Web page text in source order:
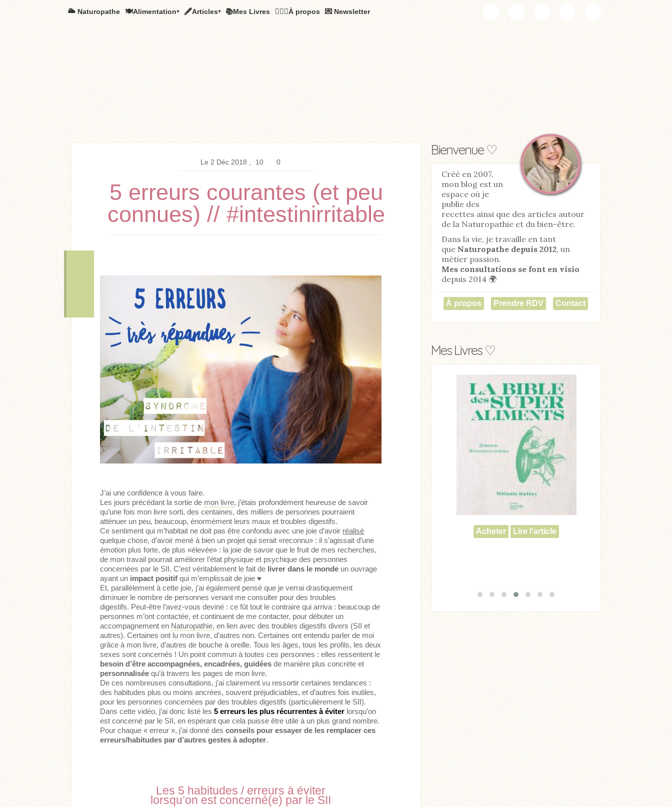
🌥️ Naturopathe 🍽Alimentation▾ 🖋Articles▾ 📚Mes Livres 🧚🏻‍♂️À propos 💌 Newsletter
Le 2 Déc 2018 10 0
5 erreurs courantes (et peu
connues) // #intestinirritable
J’ai une confidence à vous faire.
Les jours précédant la sortie de mon livre, j’étais profondément heureuse de savoir
qu’une fois mon livre sorti, des centaines, des milliers de personnes pourraient
atténuer un peu, beaucoup, énormément leurs maux et troubles digestifs.
Ce sentiment qui m’habitait ne doit pas être confondu avec une joie d’avoir réalisé
quelque chose, d’avoir mené à bien un projet qui serait «reconnu» : il s’agissait d’une
émotion plus forte, de plus «élevée» : la joie de savoir que le fruit de mes recherches,
de mon travail pourrait améliorer l’état physique et psychique des personnes
concernées par le SII. C’est véritablement le fait de livrer dans le monde un ouvrage
ayant un impact positif qui m’emplissait de joie ♥
Et, parallèlement à cette joie, j’ai également pensé que je verrai drastiquement
diminuer le nombre de personnes venant me consulter pour des troubles
digestifs. Peut-être l’avez-vous deviné : ce fût tout le contraire qui arriva : beaucoup de
personnes m’ont contactée, et continuent de me contacter, pour débuter un
accompagnement en Naturopathie, en lien avec des troubles digestifs divers (SII et
autres). Certaines ont lu mon livre, d’autres non. Certaines ont entendu parler de moi
grâce à mon livre, d’autres de bouche à oreille. Tous les âges, tous les profils, les deux
sexes sont concernés ! Un point commun à toutes ces personnes : elles ressentent le
besoin d’être accompagnées, encadrées, guidées de manière plus concrète et
personnalisée qu’à travers les pages de mon livre.
De ces nombreuses consultations, j’ai clairement vu ressortir certaines tendances :
des habitudes plus ou moins ancrées, souvent préjudiciables, et d’autres fois inutiles,
pour les personnes concernées par des troubles digestifs (particulièrement le SII).
Dans cette vidéo, j’ai donc listé les5 erreurs les plus récurrentes à éviter lorsqu’on
est concerné par le SII, en espérant que cela puisse être utile à un plus grand nombre.
Pour chaque « erreur », j’ai donné desconseils pour essayer de les remplacer ces
erreurs/habitudes par d’autres gestes à adopter.
Les 5 habitudes / erreurs à éviter
lorsqu’on est concerné(e) par le SII
Bienvenue ♡
Créé en 2007,
mon blog est un
espace où je
publie des
recettes ainsi que des articles autour
de la Naturopathie et du bien-être.
Dans la vie, je travaille en tant
que Naturopathe depuis 2012, un
métier passion.
Mes consultations se font en visio
depuis 2014 🌍
À propos Prendre RDV Contact
Mes Livres ♡
Acheter Lire l'article
Acheter Lire l'article Acheter Lire l'article